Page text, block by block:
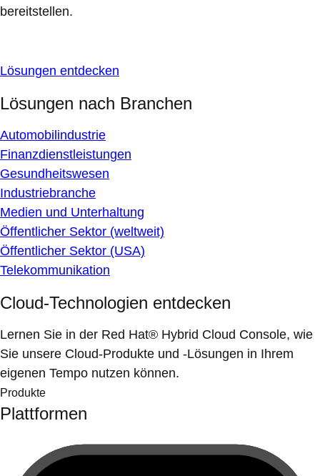
bereitstellen.
Lösungen entdecken
Lösungen nach Branchen
Automobilindustrie
Finanzdienstleistungen
Gesundheitswesen
Industriebranche
Medien und Unterhaltung
Öffentlicher Sektor (weltweit)
Öffentlicher Sektor (USA)
Telekommunikation
Cloud-Technologien entdecken
Lernen Sie in der Red Hat® Hybrid Cloud Console, wie
Sie unsere Cloud-Produkte und -Lösungen in Ihrem
eigenen Tempo nutzen können.
Produkte
Plattformen